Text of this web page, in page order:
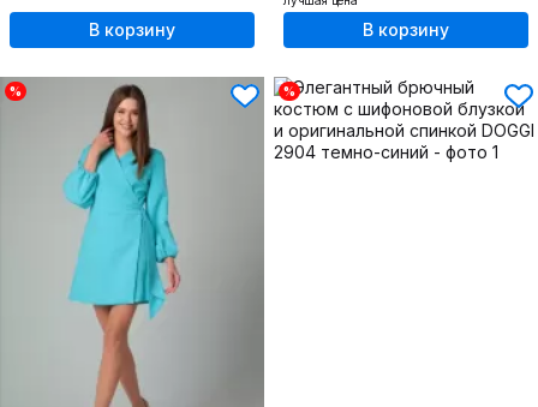
В корзину В корзину
% %